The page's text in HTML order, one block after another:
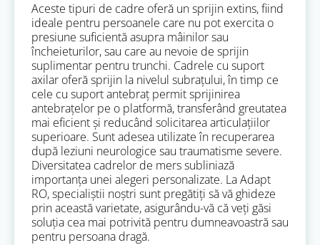
Aceste tipuri de cadre oferă un sprijin extins, fiind
ideale pentru persoanele care nu pot exercita o
presiune suficientă asupra mâinilor sau
încheieturilor, sau care au nevoie de sprijin
suplimentar pentru trunchi. Cadrele cu suport
axilar oferă sprijin la nivelul subrațului, în timp ce
cele cu suport antebraț permit sprijinirea
antebrațelor pe o platformă, transferând greutatea
mai eficient și reducând solicitarea articulațiilor
superioare. Sunt adesea utilizate în recuperarea
după leziuni neurologice sau traumatisme severe.
Diversitatea cadrelor de mers subliniază
importanța unei alegeri personalizate. La Adapt
RO, specialiștii noștri sunt pregătiți să vă ghideze
prin această varietate, asigurându-vă că veți găsi
soluția cea mai potrivită pentru dumneavoastră sau
pentru persoana dragă.